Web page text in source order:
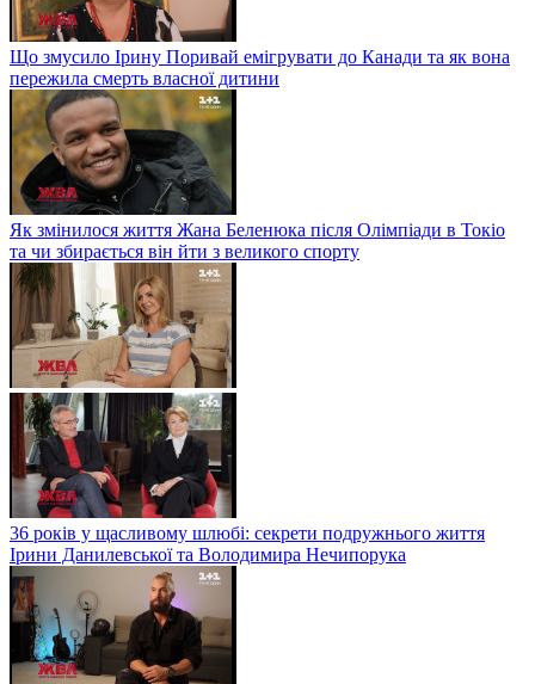
Що змусило Ірину Поривай емігрувати до Канади та як вона
пережила смерть власної дитини
Як змінилося життя Жана Беленюка після Олімпіади в Токіо
та чи збирається він йти з великого спорту
36 років у щасливому шлюбі: секрети подружнього життя
Ірини Данилевської та Володимира Нечипорука